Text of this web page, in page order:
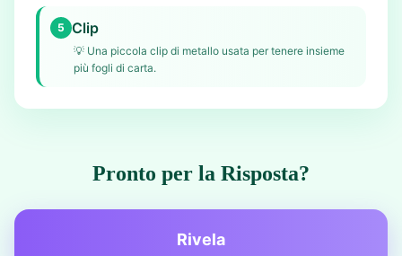
5 Clip
💡 Una piccola clip di metallo usata per tenere insieme
più fogli di carta.
Pronto per la Risposta?
Rivela